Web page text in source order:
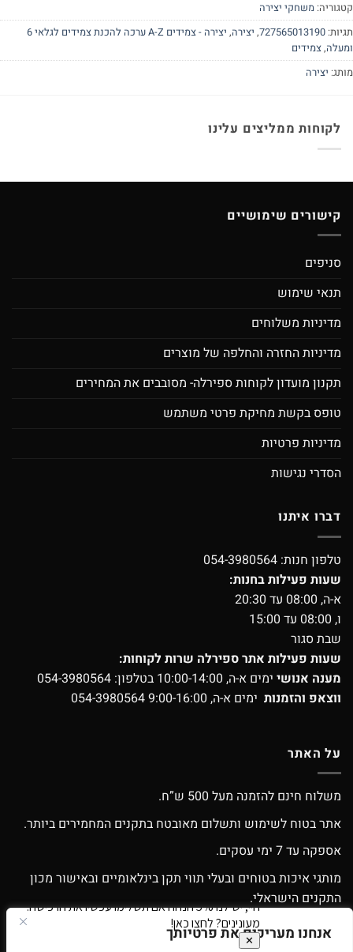
אנחנו מעריכים את פרטיותך
קטגוריה: משחקי יצירה
תגיות: 727565013190
, יצירה,
יצירה - צמידים A-Z ערכה להכנת צמידים לגלאי 6
ומעלה,צמידים
מותג: יצירה
לקוחות ממליצים עלינו
קישורים שימושיים
סניפים
תנאי שימוש
מדיניות משלוחים
מדיניות החזרה והחלפה של מוצרים
תקנון מועדון לקוחות ספירלה- מסובבים את המחירים
טופס בקשת מחיקת פרטי משתמש
מדיניות פרטיות
הסדרי נגישות
דברו איתנו
טלפון חנות: 054-3980564
שעות פעילות בחנות:
א-ה, 08:00 עד 20:30
ו, 08:00 עד 15:00
שבת סגור
שעות פעילות אתר ספירלה שרות לקוחות:
מענה אנושי ימים א-ה, 10:00-14:00 בטלפון:
054-3980564
ווצאפ והזמנות ימים א-ה, 9:00-16:00 054-3980564
על האתר
משלוח חינם להזמנה מעל 500 ש”ח.
אתר בטוח לשימוש ותשלום מאובטח בתקנים המחמירים ביותר.
אספקה עד 7 ימי עסקים.
מותגי איכות בטוחים ובעלי תווי תקן בינלאומיים ובאישור מכון
התקנים הישראלי.
אפשרות החלפה / החזרה עפ”י התקנון.